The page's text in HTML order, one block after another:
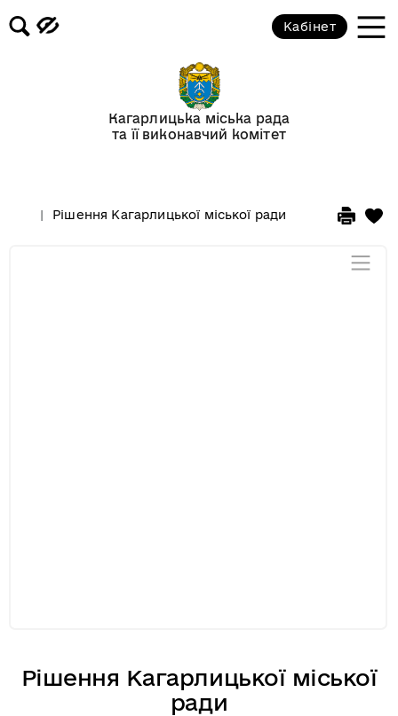
Кагарлицька міська рада
та її виконавчий комітет
Кабінет
Рішення Кагарлицької міської ради
Рішення Кагарлицької міської
ради
Розпорядження голови
Регуляторні акти
Проекти рішень Кагарлицької
Кагарлицької міської ради